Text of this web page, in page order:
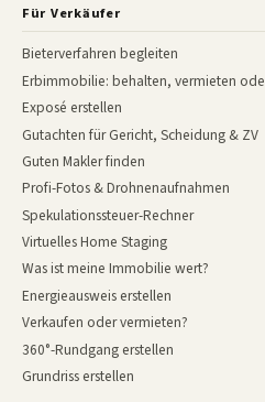
Für Verkäufer
Bieterverfahren begleiten
Erbimmobilie: behalten, vermieten
Exposé erstellen
Gutachten für Gericht, Scheidung & ZV
Guten Makler finden
Profi-Fotos & Drohnenaufnahmen
Spekulationssteuer-Rechner
Virtuelles Home Staging
Was ist meine Immobilie wert?
Energieausweis erstellen
Verkaufen oder vermieten?
360°-Rundgang erstellen
Grundriss erstellen